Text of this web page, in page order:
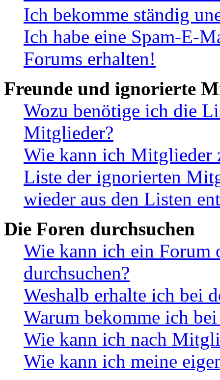
Ich bekomme ständig
Ich habe eine Spam-E-
Forums erhalten!
Freunde und ignorierte
Wozu benötige ich die
Mitglieder?
Wie kann ich Mitglieder
Liste der ignorierten
wieder aus den Listen
Die Foren durchsuchen
Wie kann ich ein Forum
durchsuchen?
Weshalb erhalte ich bei
Warum bekomme ich
Wie kann ich nach
Wie kann ich meine